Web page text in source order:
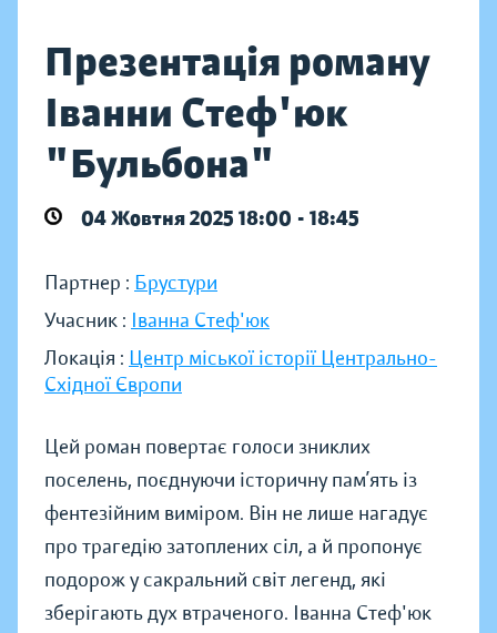
Презентація роману
Іванни Стеф'юк
"Бульбона"
04 Жовтня 2025 18:00 - 18:45
Партнер : Брустури
Учасник : Іванна Стеф'юк
Локація : Центр міської історії Центрально-
Східної Європи
Цей роман повертає голоси зниклих
поселень, поєднуючи історичну пам’ять із
фентезійним виміром. Він не лише нагадує
про трагедію затоплених сіл, а й пропонує
подорож у сакральний світ легенд, які
зберігають дух втраченого. Іванна Стеф'юк